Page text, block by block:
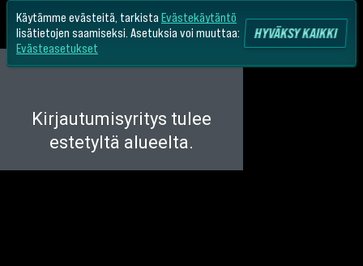
Käytämme evästeitä, tarkista Evästekäytäntö
lisätietojen saamiseksi. Asetuksia voi muuttaa:
Evästeasetukset
HYVÄKSY KAIKKI